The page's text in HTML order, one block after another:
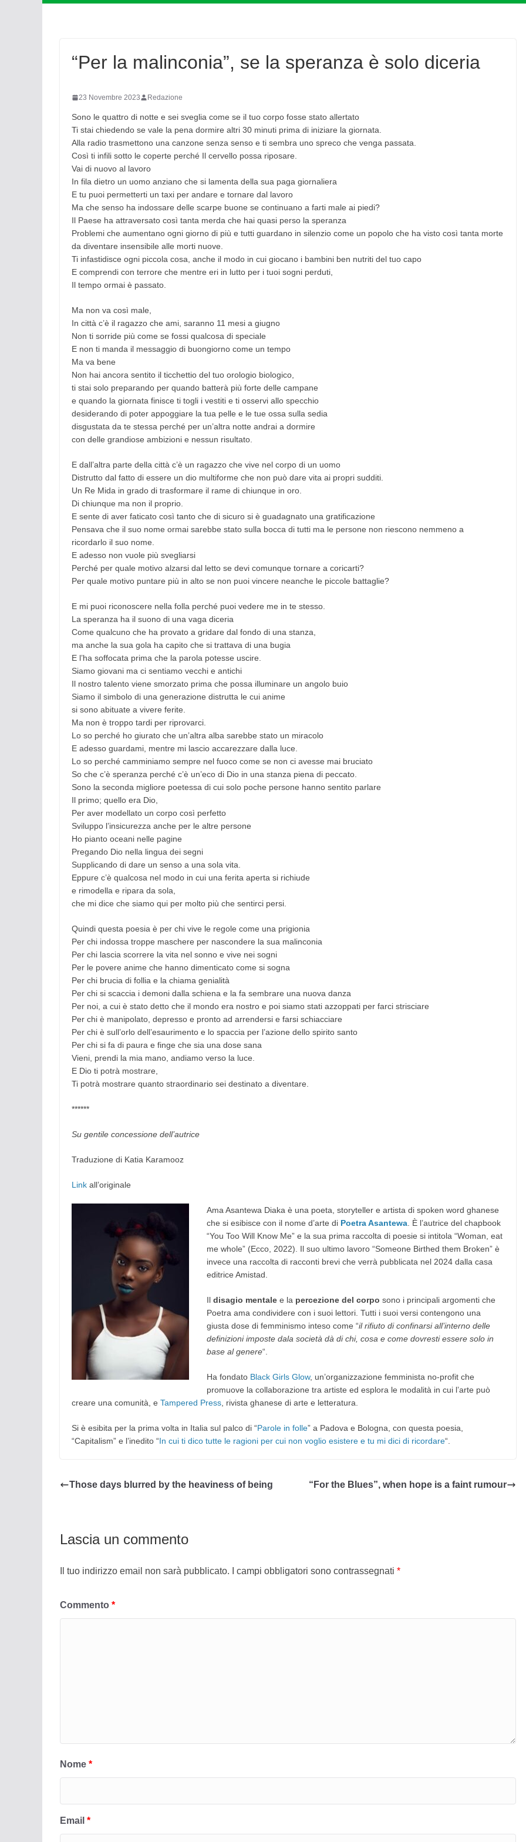
“Per la malinconia”, se la speranza è solo diceria
23 Novembre 2023 Redazione
Sono le quattro di notte e sei sveglia come se il tuo corpo fosse stato allertato
Ti stai chiedendo se vale la pena dormire altri 30 minuti prima di iniziare la giornata.
Alla radio trasmettono una canzone senza senso e ti sembra uno spreco che venga passata.
Così ti infili sotto le coperte perché Il cervello possa riposare.
Vai di nuovo al lavoro
In fila dietro un uomo anziano che si lamenta della sua paga giornaliera
E tu puoi permetterti un taxi per andare e tornare dal lavoro
Ma che senso ha indossare delle scarpe buone se continuano a farti male ai piedi?
Il Paese ha attraversato così tanta merda che hai quasi perso la speranza
Problemi che aumentano ogni giorno di più e tutti guardano in silenzio come un popolo che ha visto così tanta morte
da diventare insensibile alle morti nuove.
Ti infastidisce ogni piccola cosa, anche il modo in cui giocano i bambini ben nutriti del tuo capo
E comprendi con terrore che mentre eri in lutto per i tuoi sogni perduti,
Il tempo ormai è passato.
Ma non va così male,
In città c’è il ragazzo che ami, saranno 11 mesi a giugno
Non ti sorride più come se fossi qualcosa di speciale
E non ti manda il messaggio di buongiorno come un tempo
Ma va bene
Non hai ancora sentito il ticchettio del tuo orologio biologico,
ti stai solo preparando per quando batterà più forte delle campane
e quando la giornata finisce ti togli i vestiti e ti osservi allo specchio
desiderando di poter appoggiare la tua pelle e le tue ossa sulla sedia
disgustata da te stessa perché per un’altra notte andrai a dormire
con delle grandiose ambizioni e nessun risultato.
E dall’altra parte della città c’è un ragazzo che vive nel corpo di un uomo
Distrutto dal fatto di essere un dio multiforme che non può dare vita ai propri sudditi.
Un Re Mida in grado di trasformare il rame di chiunque in oro.
Di chiunque ma non il proprio.
E sente di aver faticato così tanto che di sicuro si è guadagnato una gratificazione
Pensava che il suo nome ormai sarebbe stato sulla bocca di tutti ma le persone non riescono nemmeno a
ricordarlo il suo nome.
E adesso non vuole più svegliarsi
Perché per quale motivo alzarsi dal letto se devi comunque tornare a coricarti?
Per quale motivo puntare più in alto se non puoi vincere neanche le piccole battaglie?
E mi puoi riconoscere nella folla perché puoi vedere me in te stesso.
La speranza ha il suono di una vaga diceria
Come qualcuno che ha provato a gridare dal fondo di una stanza,
ma anche la sua gola ha capito che si trattava di una bugia
E l’ha soffocata prima che la parola potesse uscire.
Siamo giovani ma ci sentiamo vecchi e antichi
Il nostro talento viene smorzato prima che possa illuminare un angolo buio
Siamo il simbolo di una generazione distrutta le cui anime
si sono abituate a vivere ferite.
Ma non è troppo tardi per riprovarci.
Lo so perché ho giurato che un’altra alba sarebbe stato un miracolo
E adesso guardami, mentre mi lascio accarezzare dalla luce.
Lo so perché camminiamo sempre nel fuoco come se non ci avesse mai bruciato
So che c’è speranza perché c’è un’eco di Dio in una stanza piena di peccato.
Sono la seconda migliore poetessa di cui solo poche persone hanno sentito parlare
Il primo; quello era Dio,
Per aver modellato un corpo così perfetto
Sviluppo l’insicurezza anche per le altre persone
Ho pianto oceani nelle pagine
Pregando Dio nella lingua dei segni
Supplicando di dare un senso a una sola vita.
Eppure c’è qualcosa nel modo in cui una ferita aperta si richiude
e rimodella e ripara da sola,
che mi dice che siamo qui per molto più che sentirci persi.
Quindi questa poesia è per chi vive le regole come una prigionia
Per chi indossa troppe maschere per nascondere la sua malinconia
Per chi lascia scorrere la vita nel sonno e vive nei sogni
Per le povere anime che hanno dimenticato come si sogna
Per chi brucia di follia e la chiama genialità
Per chi si scaccia i demoni dalla schiena e la fa sembrare una nuova danza
Per noi, a cui è stato detto che il mondo era nostro e poi siamo stati azzoppati per farci strisciare
Per chi è manipolato, depresso e pronto ad arrendersi e farsi schiacciare
Per chi è sull’orlo dell’esaurimento e lo spaccia per l’azione dello spirito santo
Per chi si fa di paura e finge che sia una dose sana
Vieni, prendi la mia mano, andiamo verso la luce.
E Dio ti potrà mostrare,
Ti potrà mostrare quanto straordinario sei destinato a diventare.
******
Su gentile concessione dell’autrice
Traduzione di Katia Karamooz
Link all’originale
Ama Asantewa Diaka è una poeta, storyteller e artista di spoken word ghanese
che si esibisce con il nome d’arte di Poetra Asantewa . È l’autrice del chapbook
“You Too Will Know Me” e la sua prima raccolta di poesie si intitola “Woman, eat
me whole” (Ecco, 2022). Il suo ultimo lavoro “Someone Birthed them Broken” è
invece una raccolta di racconti brevi che verrà pubblicata nel 2024 dalla casa
editrice Amistad.
Il disagio mentale e la percezione del corpo sono i principali argomenti che
Poetra ama condividere con i suoi lettori. Tutti i suoi versi contengono una
giusta dose di femminismo inteso come “il rifiuto di confinarsi all’interno delle
definizioni imposte dala società dà di chi, cosa e come dovresti essere solo in
base al genere“.
Ha fondato Black Girls Glow, un’organizzazione femminista no-profit che
promuove la collaborazione tra artiste ed esplora le modalità in cui l’arte può
creare una comunità, e Tampered Press , rivista ghanese di arte e letteratura.
Si è esibita per la prima volta in Italia sul palco di “Parole in folle” a Padova e Bologna, con questa poesia,
“Capitalism” e l’inedito “In cui ti dico tutte le ragioni per cui non voglio esistere e tu mi dici di ricordare“.
Those days blurred by the heaviness of being “For the Blues”, when hope is a faint rumour
Lascia un commento
Il tuo indirizzo email non sarà pubblicato. I campi obbligatori sono contrassegnati *
Commento *
Nome *
Email *